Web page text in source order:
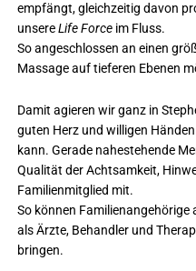
empfängt, gleichzeitig davon
unsereLife Forceim Fluss.
So angeschlossen an einen
Massage auf tieferen Ebenen
Damit agieren wir ganz in
guten Herz und willigen Händen
kann. Gerade nahestehende
Qualität der Achtsamkeit,
Familienmitglied mit.
So können Familienangehörige
als Ärzte, Behandler und
bringen.